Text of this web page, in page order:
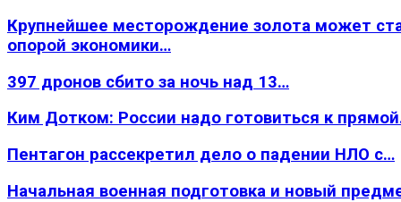
Крупнейшее месторождение золота может
опорой экономики…
397 дронов сбито за ночь над 13…
Ким Дотком: России надо готовиться к
Пентагон рассекретил дело о падении НЛО с…
Начальная военная подготовка и новый